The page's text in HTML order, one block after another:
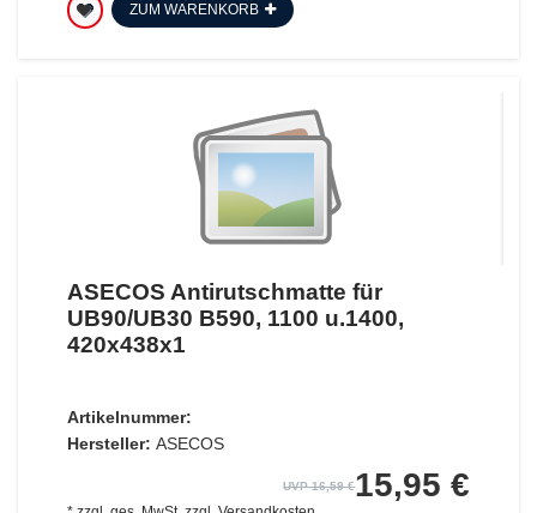
ZUM WARENKORB
ASECOS Antirutschmatte für
UB90/UB30 B590, 1100 u.1400,
420x438x1
Artikelnummer:
Hersteller: ASECOS
UVP 16,59 €15,95 €